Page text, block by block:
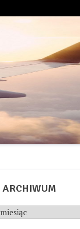
ARCHIWUM